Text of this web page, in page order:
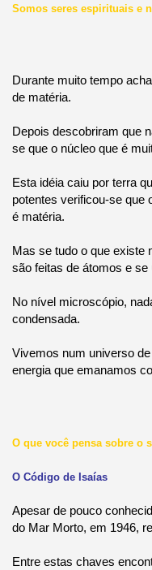
Somos seres espirituais e
Durante muito tempo
de matéria.
Depois descobriram que
se que o núcleo que é
Esta idéia caiu por terra
potentes verificou-se que
é matéria.
Mas se tudo o que existe
são feitas de átomos e
No nível microscópio,
condensada.
Vivemos num universo
energia que emanamos
O que você pensa sobre o
O Código de Isaías
Apesar de pouco
do Mar Morto, em 1946,
Entre estas chaves